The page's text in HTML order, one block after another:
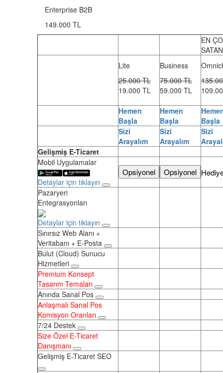
Enterprise B2B
149.000 TL
EN
SATAN
Lite
25.000 TL
19.000 TL
Business
75.000 TL
59.000 TL
Hemen
Başla
Hemen
Başla
Başla
Sizi
Arayalım
Sizi
Arayalım
Sizi
Gelişmiş E-Ticaret
Mobil Uygulamalar
Detaylar için tıklayın
Opsiyonel Opsiyonel
Pazaryeri
Entegrasyonları
Detaylar için tıklayın
Sınırsız Web Alanı +
Veritabanı + E-Posta
Bulut (Cloud) Sunucu
Hizmetleri
Premium Konsept
Tasarım Temaları
Anında Sanal Pos
Anlaşmalı Sanal Pos
Komisyon Oranları
7/24 Destek
Size Özel E-Ticaret
Danışmanı
Gelişmiş E-Ticaret SEO